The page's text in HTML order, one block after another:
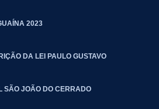
2023
DA LEI PAULO GUSTAVO
SÃO JOÃO DO CERRADO